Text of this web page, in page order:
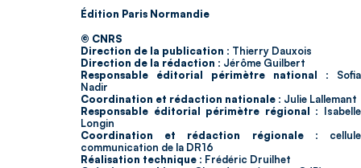
Édition Paris Normandie
© CNRS
Direction de la publication : Thierry Dauxois
Direction de la rédaction : Jérôme Guilbert
Responsable éditorial périmètre national : Sofia
Nadir
Coordination et rédaction nationale : Julie Lallemant
Responsable éditorial périmètre régional : Isabelle
Longin
Coordination et rédaction régionale : cellule
communication de la DR16
Réalisation technique : Frédéric Druilhet